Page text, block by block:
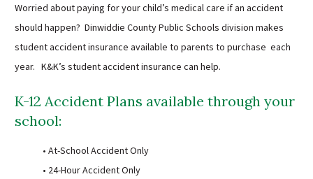
Staff Intranet
SmartFind Express Staff
Worried about paying for your child’s medical care if an accident
should happen? Dinwiddie County Public Schools division makes
student accident insurance available to parents to purchase each
year. K&K’s student accident insurance can help.
K-12 Accident Plans available through your
school:
• At-School Accident Only
• 24-Hour Accident Only